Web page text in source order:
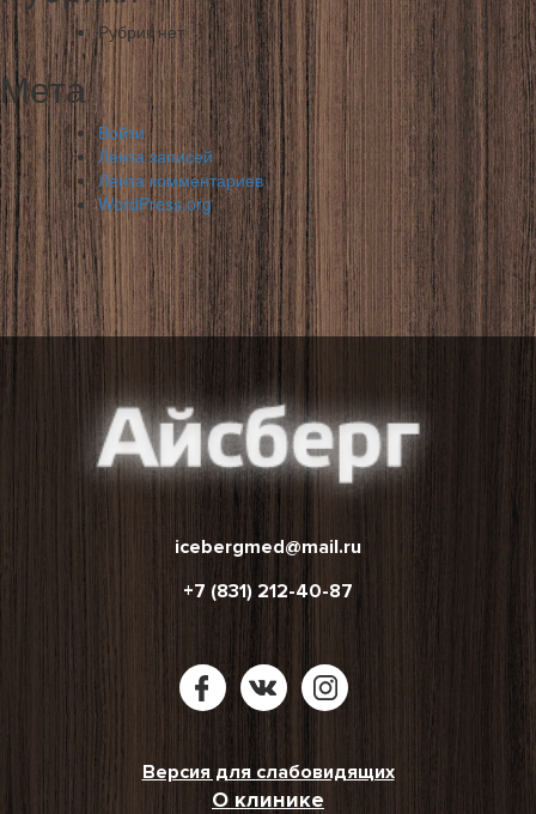
Рубрик нет
Мета
Войти
Лента записей
Лента комментариев
WordPress.org
icebergmed@mail.ru
+7 (831) 212-40-87
Версия для слабовидящих
О клинике